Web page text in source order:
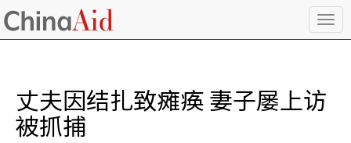
T
o
e
丈夫因结扎致瘫痪 妻子屡上访
被抓捕